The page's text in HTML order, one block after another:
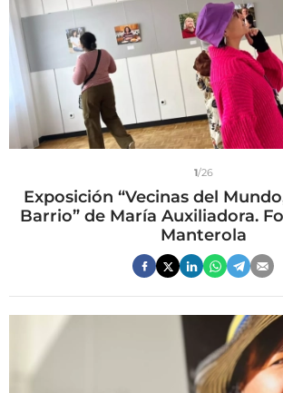
1/26
Exposición “Vecinas del
Barrio” de María Auxiliadora.
Manterola